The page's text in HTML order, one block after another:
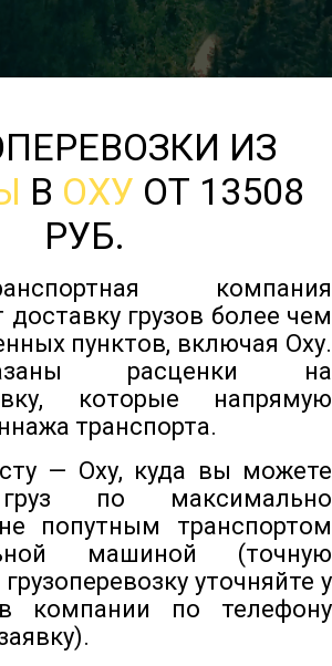
ИЗ
В ОХУ ОТ 13508
РУБ.
компания
грузов более чем
пунктов, включая Оху.
расценки на
которые напрямую
транспорта.
— Оху, куда вы можете
по максимально
попутным транспортом
машиной (точную
уточняйте у
компании по телефону